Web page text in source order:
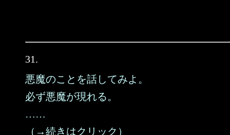
31.
悪魔のことを話してみよ。
必ず悪魔が現れる。
……
（→続きはクリック）